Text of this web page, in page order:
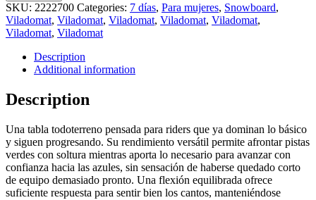
SKU: 2222700 Categories: 7 días, Para mujeres, Snowboard,
Viladomat, Viladomat, Viladomat, Viladomat, Viladomat,
Viladomat, Viladomat
Description
Additional information
Description
Una tabla todoterreno pensada para riders que ya dominan lo básico
y siguen progresando. Su rendimiento versátil permite afrontar pistas
verdes con soltura mientras aporta lo necesario para avanzar con
confianza hacia las azules, sin sensación de haberse quedado corto
de equipo demasiado pronto. Una flexión equilibrada ofrece
suficiente respuesta para sentir bien los cantos, manteniéndose